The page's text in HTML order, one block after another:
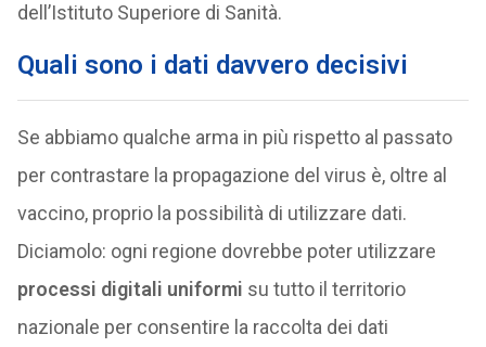
dell’Istituto Superiore di Sanità.
Quali sono i dati davvero decisivi
Se abbiamo qualche arma in più rispetto al passato
per contrastare la propagazione del virus è, oltre al
vaccino, proprio la possibilità di utilizzare dati.
Diciamolo: ogni regione dovrebbe poter utilizzare
processi digitali uniformi su tutto il territorio
nazionale per consentire la raccolta dei dati